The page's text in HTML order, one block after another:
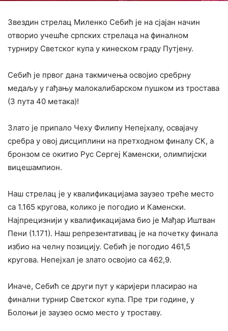
Звездин стрелац Миленко Себић је на сјајан начин
отворио учешће српских стрелаца на финалном
турниру Светског купа у кинеском граду Путјену.
Себић је првог дана такмичења освојио сребрну
медаљу у гађању малокалибарском пушком из тростава
(3 пута 40 метака)!
Злато је припало Чеху Филипу Непејхалу, освајачу
сребра у овој дисциплини на претходном финалу СК, а
бронзом се окитио Рус Сергеј Каменски, олимпијски
вицешампион.
Наш стрелац је у квалификацијама заузео треће место
са 1.165 кругова, колико је погодио и Каменски.
Најпрецизнији у квалификацијама био је Мађар Иштван
Пени (1.171). Наш репрезентативац је на почетку финала
избио на челну позицију. Себић је погодио 461,5
кругова. Непејхал је злато освојио са 462,9.
Иначе, Себић се други пут у каријери пласирао на
финални турнир Светског купа. Пре три године, у
Болоњи је заузео осмо место у троставу.